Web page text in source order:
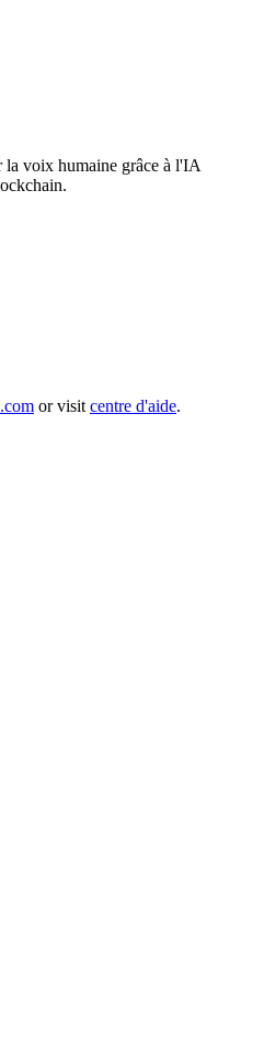
la voix humaine grâce à l'IA
or visit centre d'aide.